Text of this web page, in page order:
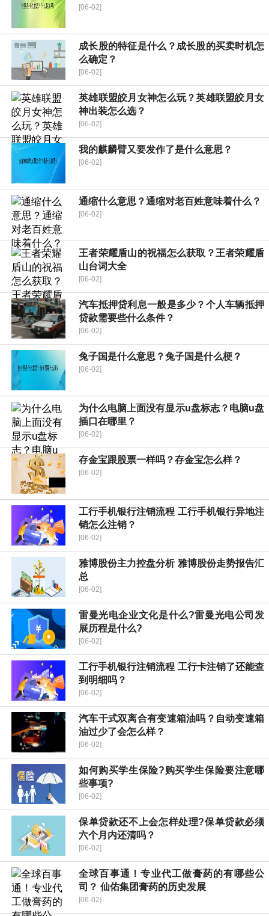
[06-02]
成长股的特征是什么？成长股的买卖时机怎
么确定？
[06-02]
英雄联盟皎月女神怎么玩？英雄联盟皎月女
神出装怎么选？
[06-02]
我的麒麟臂又要发作了是什么意思？
[06-02]
通缩什么意思？通缩对老百姓意味着什么？
[06-02]
王者荣耀盾山的祝福怎么获取？王者荣耀盾
山台词大全
[06-02]
汽车抵押贷利息一般是多少？个人车辆抵押
贷款需要些什么条件？
[06-02]
兔子国是什么意思？兔子国是什么梗？
[06-02]
为什么电脑上面没有显示u盘标志？电脑u盘
插口在哪里？
[06-02]
存金宝跟股票一样吗？存金宝怎么样？
[06-02]
工行手机银行注销流程 工行手机银行异地注
销怎么注销？
[06-02]
雅博股份主力控盘分析 雅博股份走势报告汇
总
[06-02]
雷曼光电企业文化是什么?雷曼光电公司发
展历程是什么?
[06-02]
工行手机银行注销流程 工行卡注销了还能查
到明细吗？
[06-02]
汽车干式双离合有变速箱油吗？自动变速箱
油过少了会怎么样？
[06-02]
如何购买学生保险?购买学生保险要注意哪
些事项?
[06-02]
保单贷款还不上会怎样处理?保单贷款必须
六个月内还清吗？
[06-02]
全球百事通！专业代工做膏药的有哪些公
司？ 仙佑集团膏药的历史发展
[06-02]